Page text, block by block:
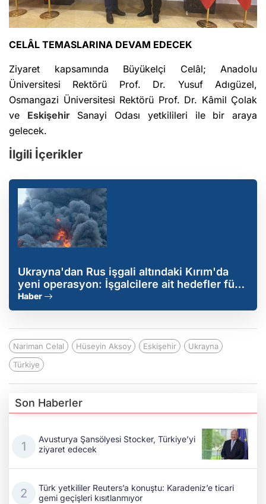
CELÂL TEMASLARINA DEVAM EDECEK
Ziyaret kapsamında Büyükelçi Celâl; Anadolu
Üniversitesi Rektörü Prof. Dr. Yusuf Adıgüzel,
Osmangazi Üniversitesi Rektörü Prof. Dr. Kâmil Çolak
ve EskişehirSanayi Odası yetkilileri ile bir araya
gelecek.
İlgili İçerikler
Ukrayna'dan Rus işgali altındaki Kırım'da
yeni operasyon: İşgalcilere ait hedefler füze
ve SİHA'larla vuruldu
Haber
Nariman Celal Hüseyin Aksoy Eskişehir
Ukrayna
Türkiye
Son Haberler
Avusturya Şansölyesi Stocker, Türkiye’yi
ziyaret edecek
Türk yetkililer Reuters’a konuştu: Karadeniz’e ticari
gemi geçişleri kısıtlanmıyor